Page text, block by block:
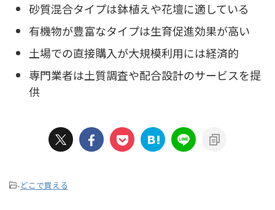
砂質混合タイプは鉢植えや花壇に適している
有機物が豊富なタイプは生育促進効果が高い
土場での直接購入が大規模利用には経済的
専門業者は土質調査や配合設計のサービスを提
供
-どこで買える